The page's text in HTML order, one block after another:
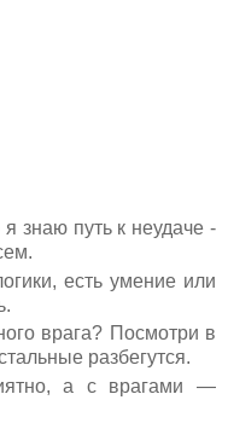
знаю путь к неудаче -
есть умение или
врага? Посмотри в
разбегутся.
а с врагами —